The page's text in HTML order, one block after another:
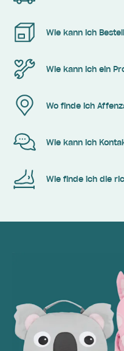
Wie kann ich
Wie kann ich ein
Wo finde ich
Wie kann ich
Wie finde ich die